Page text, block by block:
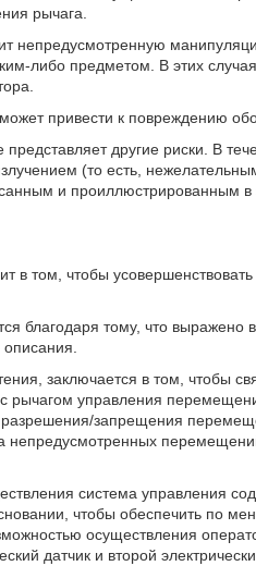
рычага.
непредусмотренную
либо предметом. В этих
привести к повреждению
представляет другие риски. В
(то есть,
и проиллюстрированным
в том, чтобы
благодаря тому, что
заключается в том, чтобы
с рычагом управления
запрещения
система управления
чтобы обеспечить по
осуществления
датчик и второй